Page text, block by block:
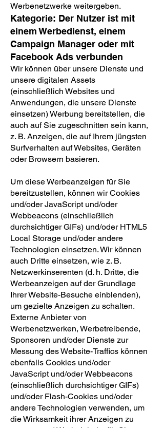
Werbenetzwerke weitergeben.
Kategorie: Der Nutzer ist mit
einem Werbedienst, einem
Campaign Manager oder mit
Facebook Ads verbunden
Wir können über unsere Dienste und
unsere digitalen Assets
(einschließlich Websites und
Anwendungen, die unsere Dienste
einsetzen) Werbung bereitstellen, die
auch auf Sie zugeschnitten sein kann,
z. B. Anzeigen, die auf Ihrem jüngsten
Surfverhalten auf Websites, Geräten
oder Browsern basieren.
Um diese Werbeanzeigen für Sie
bereitzustellen, können wir Cookies
und/oder JavaScript und/oder
Webbeacons (einschließlich
durchsichtiger GIFs) und/oder HTML5
Local Storage und/oder andere
Technologien einsetzen. Wir können
auch Dritte einsetzen, wie z. B.
Netzwerkinserenten (d. h. Dritte, die
Werbeanzeigen auf der Grundlage
Ihrer Website-Besuche einblenden),
um gezielte Anzeigen zu schalten.
Externe Anbieter von
Werbenetzwerken, Werbetreibende,
Sponsoren und/oder Dienste zur
Messung des Website-Traffics können
ebenfalls Cookies und/oder
JavaScript und/oder Webbeacons
(einschließlich durchsichtiger GIFs)
und/oder Flash-Cookies und/oder
andere Technologien verwenden, um
die Wirksamkeit ihrer Anzeigen zu